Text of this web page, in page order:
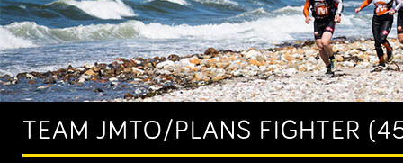
TEAM JMTO/PLANS FIGHTER